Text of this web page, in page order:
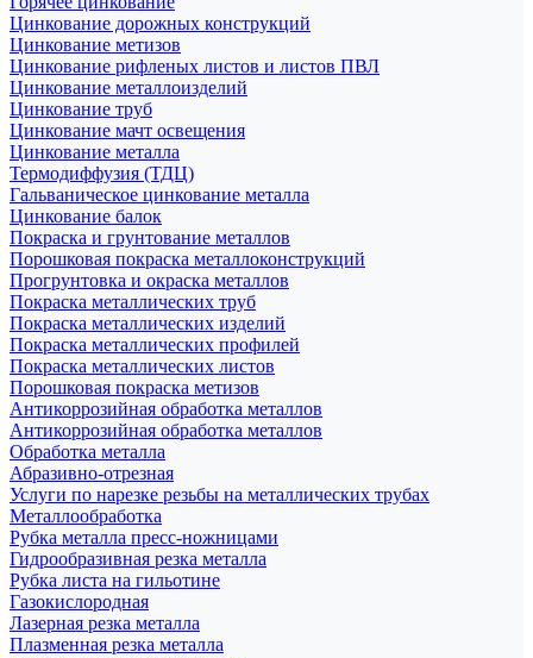
Цинкование дорожных конструкций
Цинкование метизов
Цинкование рифленых листов и листов ПВЛ
Цинкование металлоизделий
Цинкование труб
Цинкование мачт освещения
Цинкование металла
Термодиффузия (ТДЦ)
Гальваническое цинкование металла
Цинкование балок
Покраска и грунтование металлов
Порошковая покраска металлоконструкций
Прогрунтовка и окраска металлов
Покраска металлических труб
Покраска металлических изделий
Покраска металлических профилей
Покраска металлических листов
Порошковая покраска метизов
Антикоррозийная обработка металлов
Антикоррозийная обработка металлов
Обработка металла
Абразивно-отрезная
Услуги по нарезке резьбы на металлических трубах
Металлообработка
Рубка металла пресс-ножницами
Гидрообразивная резка металла
Рубка листа на гильотине
Газокислородная
Лазерная резка металла
Плазменная резка металла